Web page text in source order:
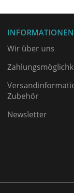
INFORMATIONEN
Wir über uns
Zubehör
Newsletter